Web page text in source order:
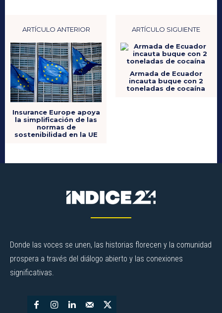
ARTÍCULO ANTERIOR
Insurance Europe apoya
la simplificación de las
normas de
sostenibilidad en la UE
ARTÍCULO SIGUIENTE
Armada de Ecuador
incauta buque con 2
toneladas de cocaína
Donde las voces se unen, las historias florecen y la comunidad
prospera a través del diálogo abierto y las conexiones
significativas.